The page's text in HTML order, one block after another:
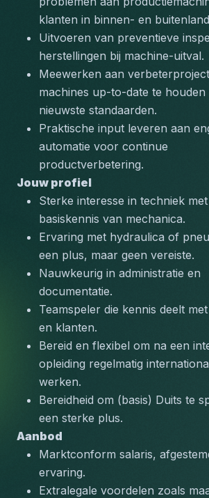
klanten in binnen- en
Uitvoeren van preventieve
herstellingen bij machine-uitval.
Meewerken aan
machines up-to-date te houden
nieuwste standaarden.
Praktische input leveren aan
automatie voor continue
productverbetering.
Jouw profiel
Sterke interesse in techniek
basiskennis van mechanica.
Ervaring met hydraulica of
een plus, maar geen vereiste.
Nauwkeurig in administratie en
documentatie.
Teamspeler die kennis deelt met
en klanten.
Bereid en flexibel om na een
opleiding regelmatig
werken.
Bereidheid om (basis) Duits te
een sterke plus.
Aanbod
Marktconform salaris,
ervaring.
Extralegale voordelen zoals